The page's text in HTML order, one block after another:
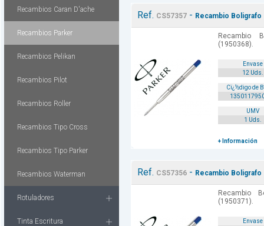
Recambios Caran D'ache
Recambios Parker
Recambios Pelikan
Recambios Pilot
Recambios Roller
Recambios Tipo Cross
Recambios Tipo Parker
Recambios Waterman
Rotuladores
Tinta Escritura
Ref. CS57357 - Recambio
Recambio
(1950368).
Envase
12 Uds.
Cï¿½digo de
UMV
1 Uds.
+ Información
Ref. CS57356 - Recambio
Recambio
(1950371).
Envase